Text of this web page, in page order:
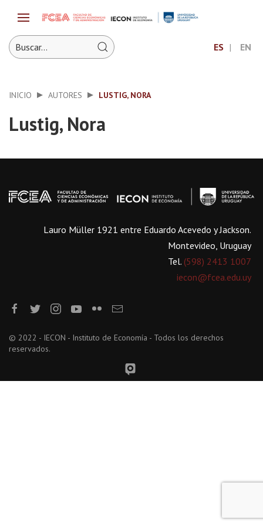
ES EN
INICIO AUTORES LUSTIG, NORA
Lustig, Nora
Lauro Müller 1921 entre Eduardo Acevedo y Jackson.
Montevideo, Uruguay
Tel. (598) 2413 1007
iecon@fcea.edu.uy
© 2022 - IECON - Instituto de Economía - Todos los derechos
reservados.